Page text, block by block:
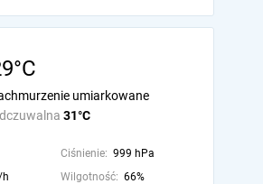
31°C
umiarkowane
Ciśnienie: 999 hPa
Wilgotność: 66%